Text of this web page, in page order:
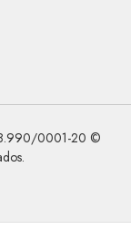
0001-20 ©